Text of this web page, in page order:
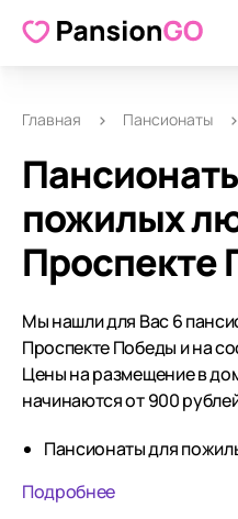
Главная Пансионаты
пожилых
Проcпекте
Мы нашли для Вас 6
Проcпекте Победы и на
Цены на размещение в
начинаются от 900
Пансионаты для
Подробнее